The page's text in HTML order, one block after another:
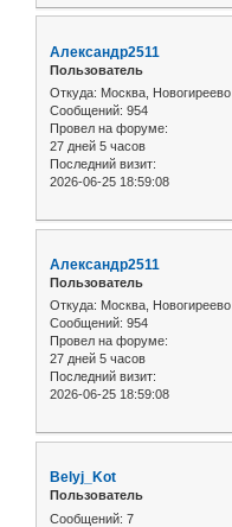
Александр2511
Пользователь
Откуда: Москва, Новогиреево
Сообщений: 954
Провел на форуме:
27 дней 5 часов
Последний визит:
2026-06-25 18:59:08
Александр2511
Пользователь
Откуда: Москва, Новогиреево
Сообщений: 954
Провел на форуме:
27 дней 5 часов
Последний визит:
2026-06-25 18:59:08
Belyj_Kot
Пользователь
Сообщений: 7